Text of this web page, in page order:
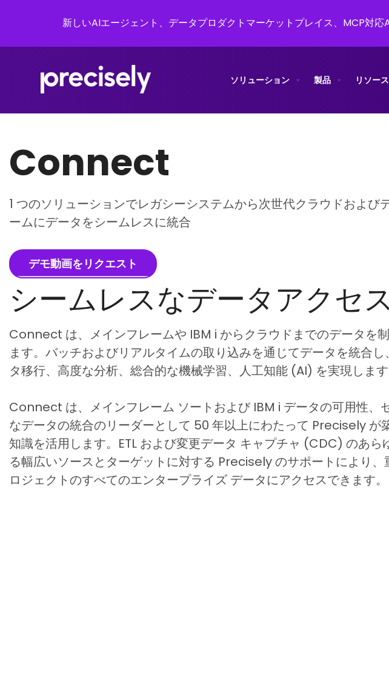
新しいAIエージェント、データプロダクトマーケットプレイス、MCP対
ソリューション 製品 リソー
Connect
1 つのソリューションでレガシーシステムから次世代クラウドおよび
ームにデータをシームレスに統合
デモ動画をリクエスト
シームレスなデータアクセ
Connect は、メインフレームや IBM i からクラウドまでのデータを
ます。バッチおよびリアルタイムの取り込みを通じてデータを統合
タ移行、高度な分析、総合的な機械学習、人工知能 (AI) を実現します
Connect は、メインフレーム ソートおよび IBM i データの可用性、
なデータの統合のリーダーとして 50 年以上にわたって Precisely が
知識を活用します。ETL および変更データ キャプチャ (CDC) のあら
る幅広いソースとターゲットに対する Precisely のサポートにより、
ロジェクトのすべてのエンタープライズ データにアクセスできます。